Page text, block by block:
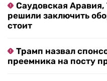
Саудовская
решили заключить
стоит
Трамп назвал
преемника на посту